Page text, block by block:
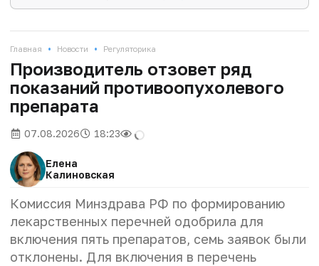
Главная • Новости • Регуляторика
Производитель отзовет ряд
показаний противоопухолевого
препарата
07.08.2026 18:23
Елена
Калиновская
Комиссия Минздрава РФ по формированию
лекарственных перечней одобрила для
включения пять препаратов, семь заявок были
отклонены. Для включения в перечень